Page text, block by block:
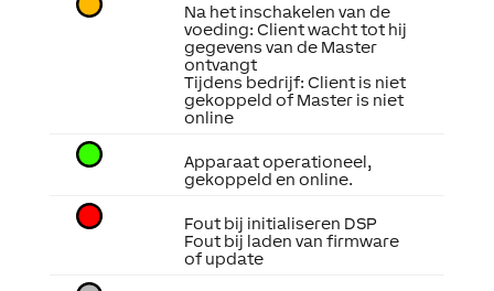
Na het inschakelen van de
voeding: Client wacht tot hij
gegevens van de Master
ontvangt
Tijdens bedrijf: Client is niet
gekoppeld of Master is niet
online
Apparaat operationeel,
gekoppeld en online.
Fout bij initialiseren DSP
Fout bij laden van firmware
of update